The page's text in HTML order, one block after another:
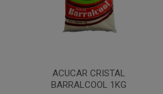
ACUCAR CRISTAL
BARRALCOOL 1KG